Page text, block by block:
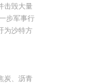
击毁大量
步军事行
为沙特方
炭、沥青